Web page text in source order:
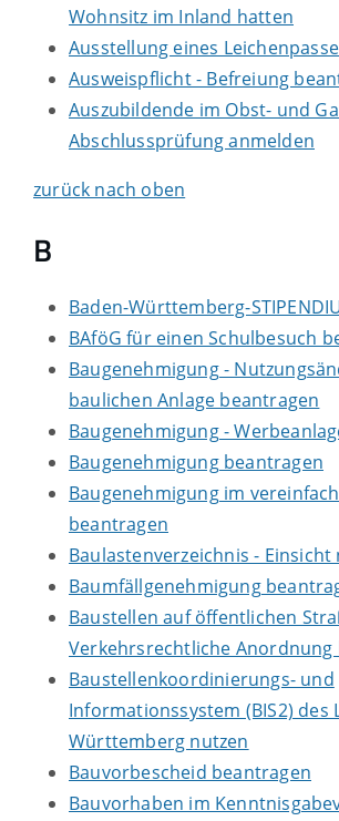
Wohnsitz im Inland hatten
Ausstellung eines
Ausweispflicht - Befreiung
Auszubildende im Obst- und
Abschlussprüfung anmelden
zurück nach oben
B
Baden-Württemberg-
BAföG für einen Schulbesuch
Baugenehmigung -
baulichen Anlage beantragen
Baugenehmigung -
Baugenehmigung beantragen
Baugenehmigung im
beantragen
Baulastenverzeichnis - Einsicht
Baumfällgenehmigung
Baustellen auf öffentlichen
Verkehrsrechtliche Anordnung
Baustellenkoordinierungs- und
Informationssystem (BIS2) des
Württemberg nutzen
Bauvorbescheid beantragen
Bauvorhaben im